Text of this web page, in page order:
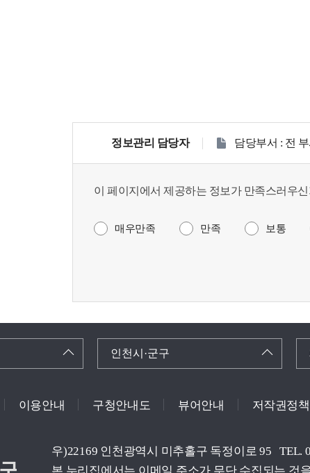
정보관리 담당자 담당부서 : 전 부
이 페이지에서 제공하는 정보가 만족스러우
매우만족 만족 보통
인천시·군구
이용안내 구청안내도 뷰어안내 저작권정책
우)22169 인천광역시 미추홀구 독정이로 95
TEL.